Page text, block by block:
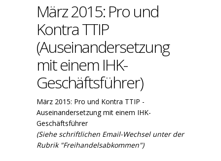
März 2015: Pro und
Kontra TTIP
(Auseinandersetzung
mit einem IHK-
Geschäftsführer)
März 2015: Pro und Kontra TTIP -
Auseinandersetzung mit einem IHK-
Geschäftsführer
(Siehe schriftlichen Email-Wechsel unter der
Rubrik "Freihandelsabkommen")